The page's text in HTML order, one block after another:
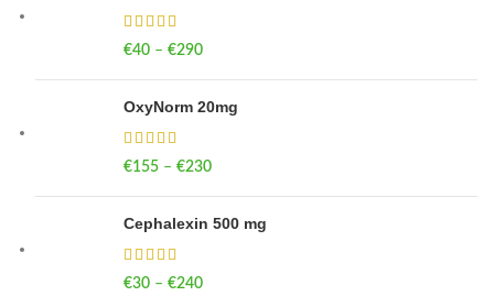
€40 – €290
OxyNorm 20mg
€155 – €230
Cephalexin 500 mg
€30 – €240